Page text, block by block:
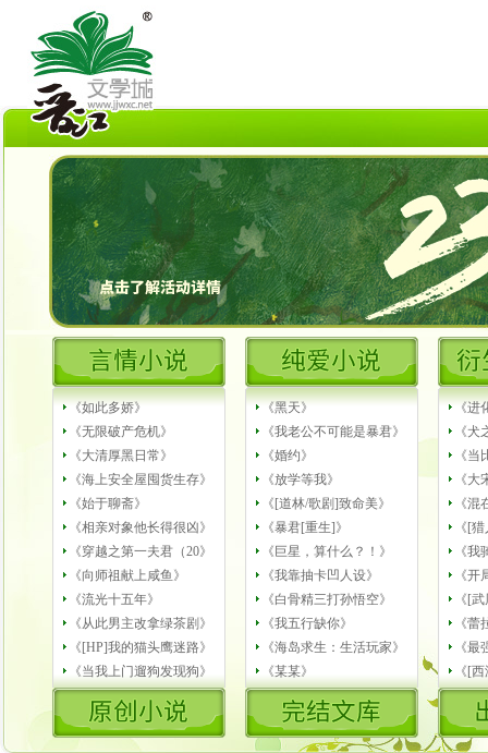
《如此多娇》
《无限破产危机》
《大清厚黑日常》
《海上安全屋囤货生存》
《始于聊斋》
《相亲对象他长得很凶》
《穿越之第一夫君（20》
《向师祖献上咸鱼》
《流光十五年》
《从此男主改拿绿茶剧》
《[HP]我的猫头鹰迷路》
《当我上门遛狗发现狗》
《黑天》
《我老公不可能是暴君》
《婚约》
《放学等我》
《[道林/歌剧]致命美》
《暴君[重生]》
《巨星，算什么？！》
《我靠抽卡凹人设》
《白骨精三打孙悟空》
《我五行缺你》
《海岛求生：生活玩家》
《某某》
《
《
《
《
《
《[
《
《
《[
《
《
《[